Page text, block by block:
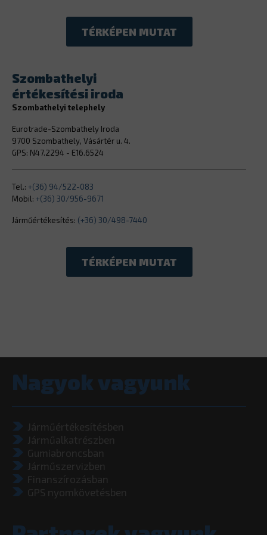
TÉRKÉPEN MUTAT
Szombathelyi
értékesítési iroda
Szombathelyi telephely
Eurotrade-Szombathely Iroda
9700 Szombathely, Vásártér u. 4.
GPS: N47.2294 - E16.6524
Tel.: +(36) 94/522-083
Mobil: +(36) 30/956-9671
Járműértékesítés: (+36) 30/498-7440
TÉRKÉPEN MUTAT
Nagyok vagyunk
Járműértékesítésben
Járműalkatrészben
Gumiabroncsban
Járműszervizben
Finanszírozásban
GPS nyomkövetésben